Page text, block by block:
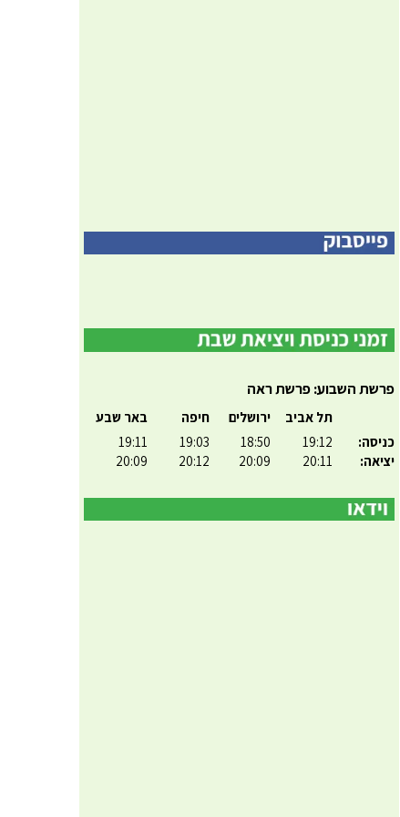
פרשת השבוע: פרשת ראה
כניסה:
יציאה:
תל אביב
19:12
20:11
ירושלים
18:50
20:09
חיפה
19:03
20:12
באר שבע
19:11
20:09